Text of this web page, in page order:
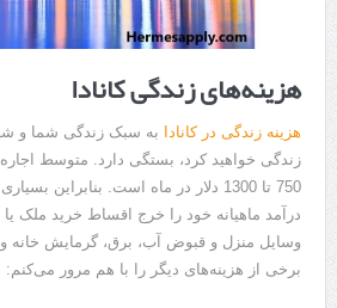
هزینه‌های زندگی کانادا
هزینه زندگی در کانادا به سبک زندگی شما و
زندگی خواهید کرد، بستگی دارد. متوسط ​​اجاره
750 تا 1300 دلار در ماه است. بنابراین
درآمد ماهیانه خود را خرج اقساط خرید ملک یا
وسایل منزل و قبوض آب، برق، گرمایش خانه
برخی از هزینه‌های دیگر را با هم مرور می‌کنم: